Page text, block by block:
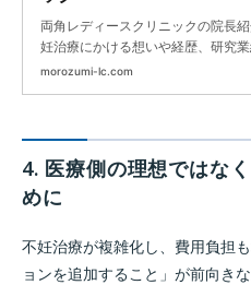
両角レディースクリニックの院長
妊治療にかける想いや経歴、研究業
morozumi-lc.com
4. 医療側の理想ではな
めに
不妊治療が複雑化し、費用負担
ョンを追加すること」が前向き